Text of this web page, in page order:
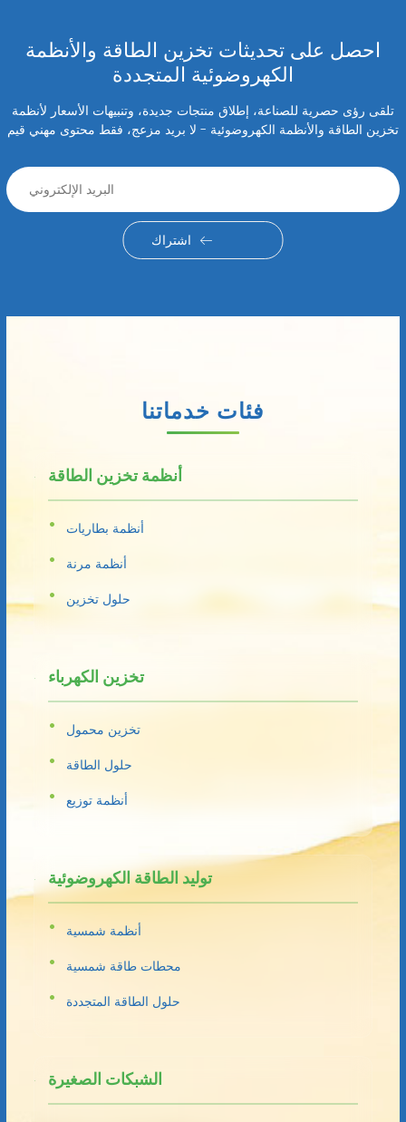
احصل على تحديثات تخزين الطاقة والأنظمة
الكهروضوئية المتجددة
تلقى رؤى حصرية للصناعة، إطلاق منتجات جديدة، وتنبيهات الأسعار لأنظمة
تخزين الطاقة والأنظمة الكهروضوئية - لا بريد مزعج، فقط محتوى مهني قيم
اشتراك
فئات خدماتنا
أنظمة تخزين الطاقة
أنظمة بطاريات
أنظمة مرنة
حلول تخزين
تخزين الكهرباء
تخزين محمول
حلول الطاقة
أنظمة توزيع
توليد الطاقة الكهروضوئية
أنظمة شمسية
محطات طاقة شمسية
حلول الطاقة المتجددة
الشبكات الصغيرة